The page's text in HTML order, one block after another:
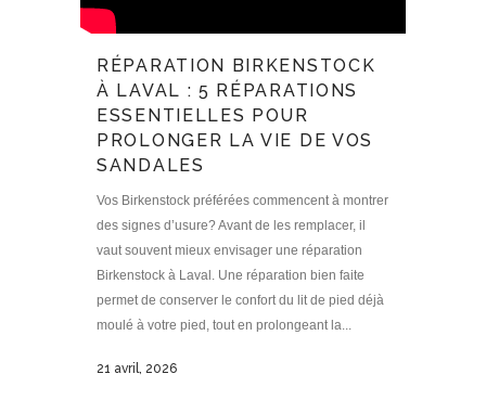
RÉPARATION BIRKENSTOCK
À LAVAL : 5 RÉPARATIONS
ESSENTIELLES POUR
PROLONGER LA VIE DE VOS
SANDALES
Vos Birkenstock préférées commencent à montrer
des signes d’usure? Avant de les remplacer, il
vaut souvent mieux envisager une réparation
Birkenstock à Laval. Une réparation bien faite
permet de conserver le confort du lit de pied déjà
moulé à votre pied, tout en prolongeant la...
21 avril, 2026